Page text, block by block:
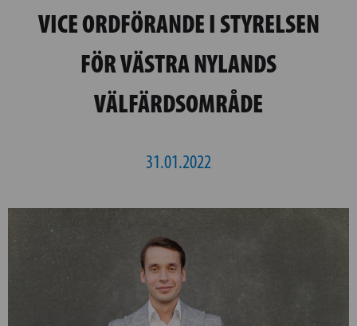
VICE ORDFÖRANDE I STYRELSEN
FÖR VÄSTRA NYLANDS
VÄLFÄRDSOMRÅDE
31.01.2022